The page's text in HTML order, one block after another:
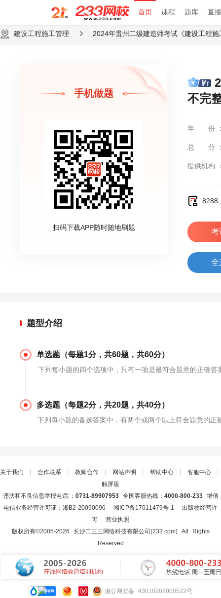
首页 课程 题库 直
建设工程施工管理 2024年贵州二级建造师考试《建设工程
手机做题
扫码下载APP随时随地刷题
不完
年份
总分
提供机构
8288
考
全
题型介绍
单选题（每题1分，共60题，共60分）
下列每小题的四个选项中，只有一项是最符合题意的正确
多选题（每题2分，共20题，共40分）
下列每小题的备选答案中，有两个或两个以上符合题意的
关于我们 ┊ 合作联系 ┊ 教师合作 ┊ 网站声明 ┊ 帮助中心 ┊ 客服中心 ┊
触屏版
违法和不良信息举报电话:： 0731-89907953全国客服热线： 4000-800-233增值
电信业务经营许可证：湘B2-20090096 湘ICP备17011479号-1
出版物经营许
可
营业执照
版权所有©2005-2026 长沙二三三网络科技有限公司(233.com)All Rights
Reserved
湘公网安备 43010202000522号